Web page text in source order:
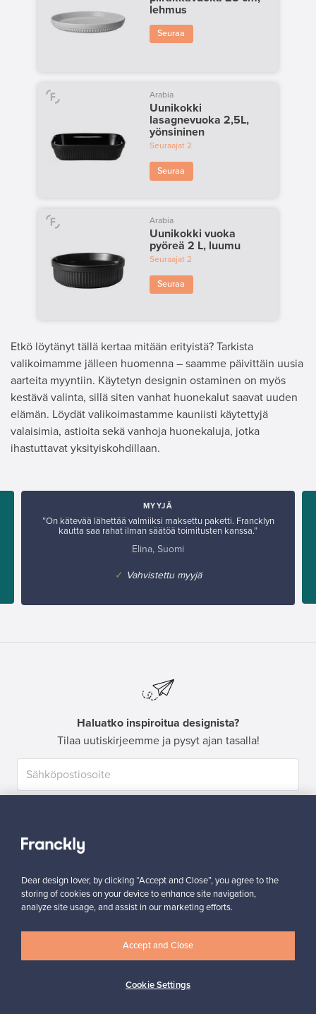
lehmus
Seuraa
Arabia
Uunikokki
lasagnevuoka 2,5L,
yönsininen
Seuraajat2
Seuraa
Arabia
Uunikokki vuoka
pyöreä 2 L, luumu
Seuraajat 2
Seuraa
Etkö löytänyt tällä kertaa mitään erityistä? Tarkista
valikoimamme jälleen huomenna – saamme päivittäin uusia
aarteita myyntiin. Käytetyn designin ostaminen on myös
kestävä valinta, sillä siten vanhat huonekalut saavat uuden
elämän. Löydät valikoimastamme kauniisti käytettyjä
valaisimia, astioita sekä vanhoja huonekaluja, jotka
ihastuttavat yksityiskohdillaan.
MYYJÄ
”On kätevää lähettää valmiiksi maksettu paketti. Francklyn
kautta saa rahat ilman säätöä toimitusten kanssa.”
Elina, Suomi
✓ Vahvistettu myyjä
Haluatko inspiroitua designista?
Tilaa uutiskirjeemme ja pysyt ajan tasalla!
Dear design lover, by clicking “Accept and Close”, you agree to the
storing of cookies on your device to enhance site navigation,
analyze site usage, and assist in our marketing efforts.
Cookie Settings
Accept and Close